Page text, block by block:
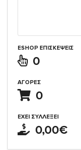
ESHOP ΕΠΙΣΚΈΨΕΙΣ
0
ΑΓΟΡΈΣ
0
ΈΧΕΙ ΣΥΛΛΈΞΕΙ
0,00€